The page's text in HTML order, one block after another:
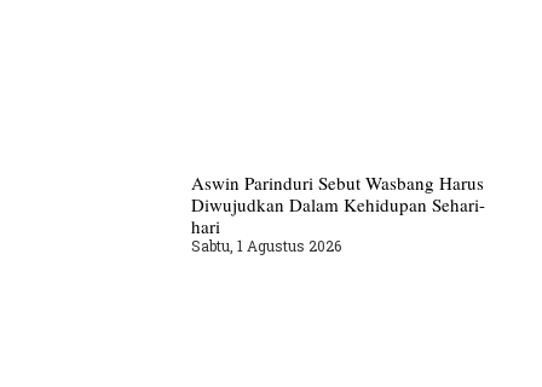
Aswin Parinduri Sebut Wasbang Harus
Diwujudkan Dalam Kehidupan Sehari-
hari
Sabtu, 1 Agustus 2026